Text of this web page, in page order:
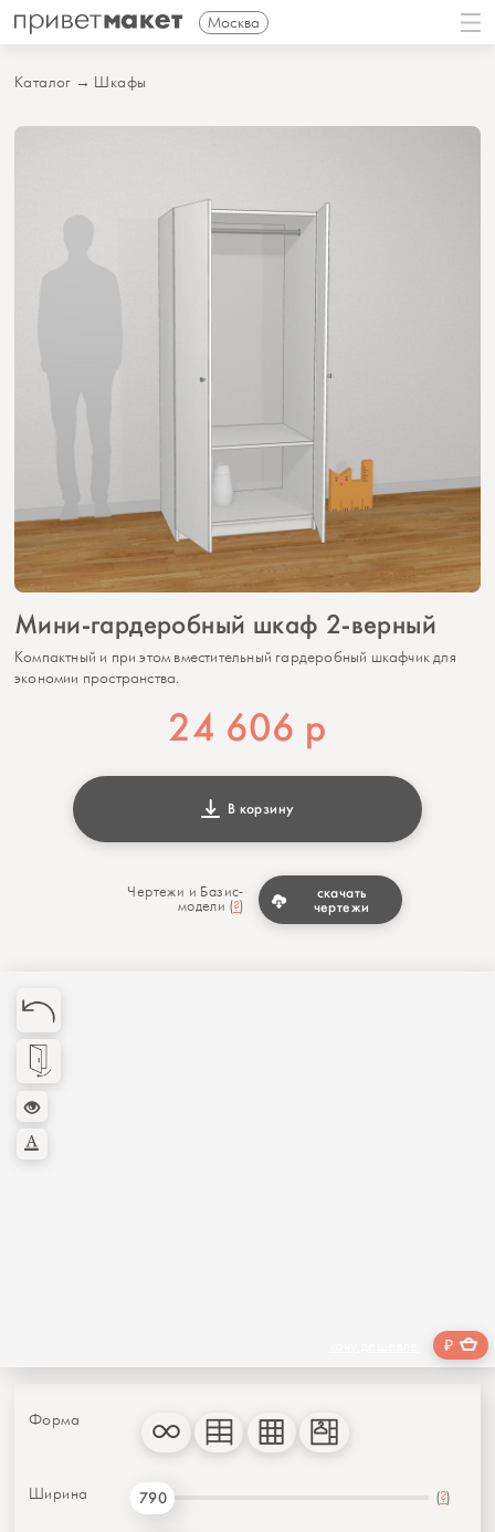
Москва
Каталог → Шкафы
Мини-гардеробный шкаф 2-верный
Компактный и при этом вместительный гардеробный шкафчик для
экономии пространства.
24 606 р
В корзину
Чертежи и Базис-
модели (?)
скачать
чертежи
₽
Форма
Ширина 790 (?)